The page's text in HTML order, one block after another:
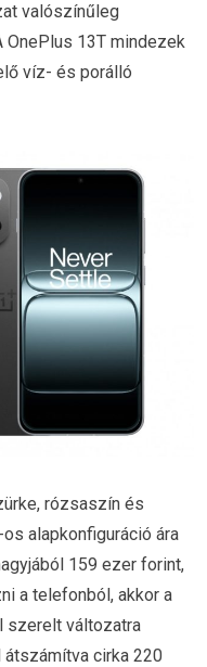
valószínűleg
13T mindezek
víz- és porálló
rózsaszín és
alapkonfiguráció ára
159 ezer forint,
a telefonból, akkor a
szerelt változatra
cirka 220